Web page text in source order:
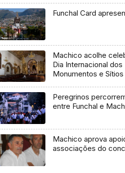
Funchal Card
Machico acolhe
Dia Internacional dos
Monumentos e Sítios
Peregrinos
entre Funchal e
Machico aprova
associações do